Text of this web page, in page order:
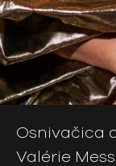
Osnivačica
Valérie